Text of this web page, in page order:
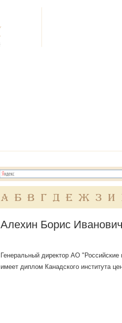
А Б В Г Д Е Ж З И
Алехин Борис Иванович
Генеральный директор АО
имеет диплом Канадского института